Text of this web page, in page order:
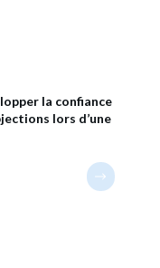
la confiance
lors d’une